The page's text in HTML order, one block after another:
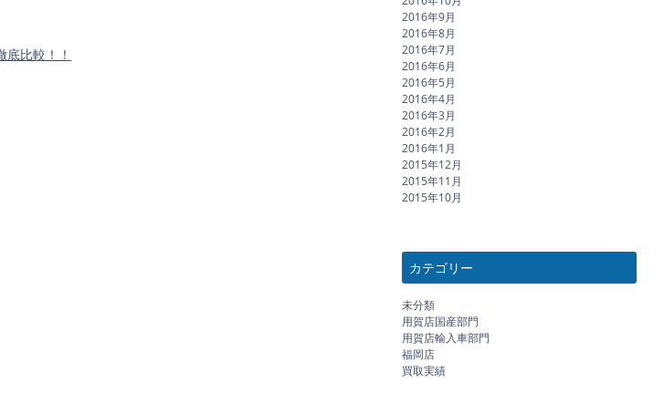
比較！！
2016年9月
2016年8月
2016年7月
2016年6月
2016年5月
2016年4月
2016年3月
2016年2月
2016年1月
2015年12月
2015年11月
2015年10月
カテゴリー
未分類
用賀店国産部門
用賀店輸入車部門
福岡店
買取実績